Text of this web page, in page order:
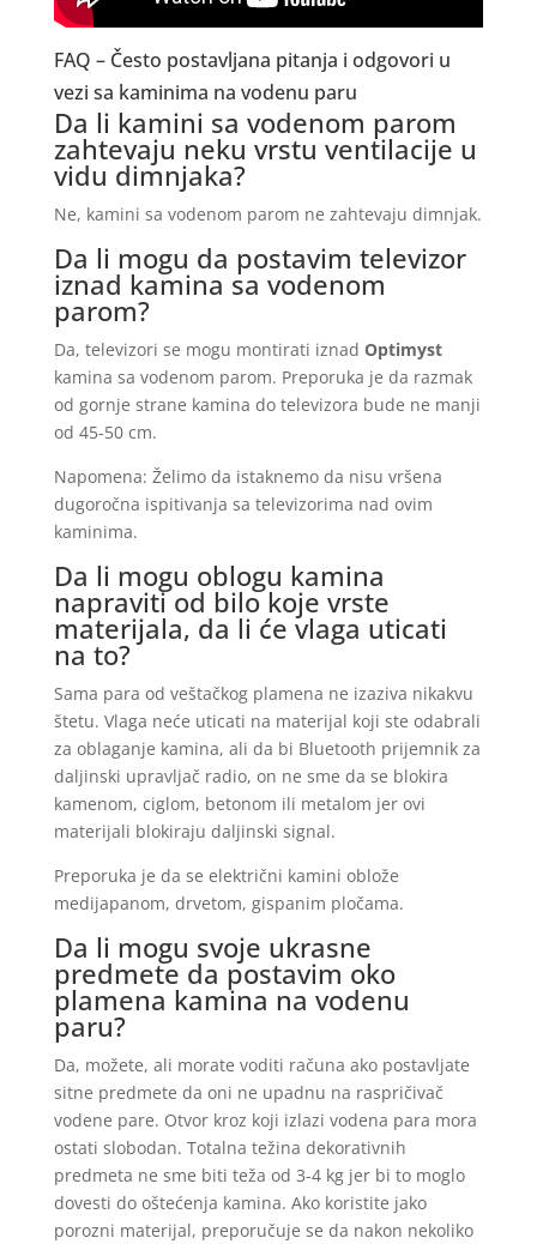
FAQ – Često postavljana pitanja i odgovori u
vezi sa kaminima na vodenu paru
Da li kamini sa vodenom parom
zahtevaju neku vrstu ventilacije u
vidu dimnjaka?
Ne, kamini sa vodenom parom ne zahtevaju dimnjak.
Da li mogu da postavim televizor
iznad kamina sa vodenom
parom?
Da, televizori se mogu montirati iznad Optimyst
kamina sa vodenom parom. Preporuka je da razmak
od gornje strane kamina do televizora bude ne manji
od 45-50 cm.
Napomena: Želimo da istaknemo da nisu vršena
dugoročna ispitivanja sa televizorima nad ovim
kaminima.
Da li mogu oblogu kamina
napraviti od bilo koje vrste
materijala, da li će vlaga uticati
na to?
Sama para od veštačkog plamena ne izaziva nikakvu
štetu. Vlaga neće uticati na materijal koji ste odabrali
za oblaganje kamina, ali da bi Bluetooth prijemnik za
daljinski upravljač radio, on ne sme da se blokira
kamenom, ciglom, betonom ili metalom jer ovi
materijali blokiraju daljinski signal.
Preporuka je da se električni kamini oblože
medijapanom, drvetom, gispanim pločama.
Da li mogu svoje ukrasne
predmete da postavim oko
plamena kamina na vodenu
paru?
Da, možete, ali morate voditi računa ako postavljate
sitne predmete da oni ne upadnu na raspričivač
vodene pare. Otvor kroz koji izlazi vodena para mora
ostati slobodan. Totalna težina dekorativnih
predmeta ne sme biti teža od 3-4 kg jer bi to moglo
dovesti do oštećenja kamina. Ako koristite jako
porozni materijal, preporučuje se da nakon nekoliko